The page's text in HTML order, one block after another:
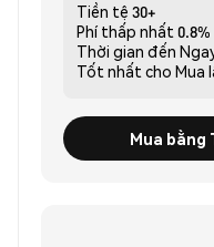
Tiền tệ 30+
Phí thấp nhất 0.8%
Thời gian đến
Tốt nhất cho Mua
Mua bằng